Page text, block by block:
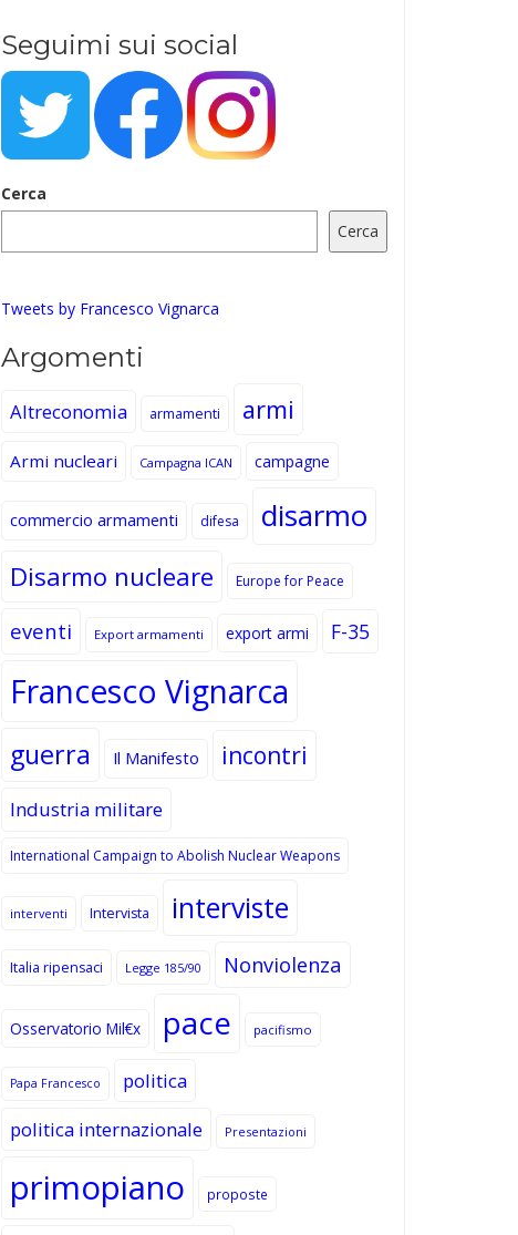
Seguimi sui social
Cerca
Cerca
Tweets by Francesco Vignarca
Argomenti
Altreconomia armamenti armi
Armi nucleari Campagna ICAN campagne
commercio armamenti difesa disarmo
Disarmo nucleare Europe for Peace
eventi Export armamenti export armi F-35
Francesco Vignarca
guerra Il Manifesto incontri
Industria militare
International Campaign to Abolish Nuclear Weapons
interventi Intervista interviste
Italia ripensaci Legge 185/90 Nonviolenza
Osservatorio Mil€x pace pacifismo
Papa Francesco
politica
politica internazionale
Presentazioni
primopiano proposte